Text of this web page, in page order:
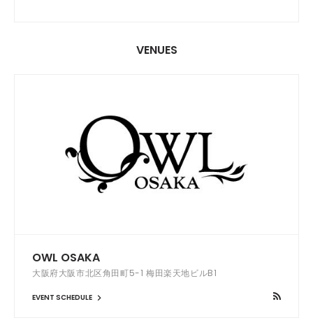
VENUES
OWL OSAKA
大阪府大阪市北区角田町5-1 梅田楽天地ビルB1
EVENT SCHEDULE